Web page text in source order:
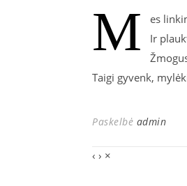
M
es
Ir
Taigi gyvenk,
Paskelbė admin
‹ › ×